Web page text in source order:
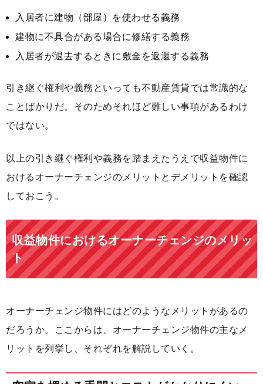
入居者に建物（部屋）を使わせる義務
建物に不具合がある場合に修繕する義務
入居者が退去するときに敷金を返還する義務
引き継ぐ権利や義務といっても不動産賃貸では常識的な
ことばかりだ。そのためそれほど難しい事項があるわけ
ではない。
以上の引き継ぐ権利や義務を踏まえたうえで収益物件に
おけるオーナーチェンジのメリットとデメリットを確認
しておこう。
収益物件におけるオーナーチェンジのメリッ
ト
オーナーチェンジ物件にはどのようなメリットがあるの
だろうか。ここからは、オーナーチェンジ物件の主なメ
リットを列挙し、それぞれを解説していく。